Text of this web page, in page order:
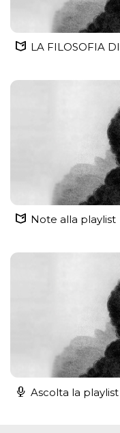
LA FILOSOFIA
Note alla playlist
Ascolta la